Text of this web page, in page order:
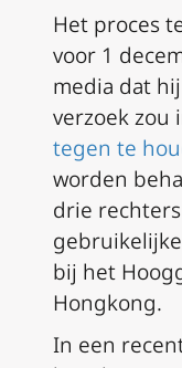
Het proces
voor 1
media dat
verzoek zou
tegen te
worden
drie
bij het
Hongkong.
In een